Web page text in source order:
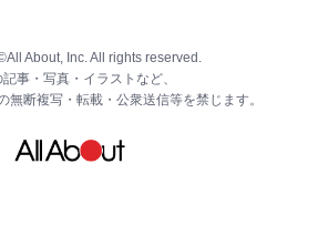
About, Inc. All rights reserved.
事・写真・イラストなど、
無断複写・転載・公衆送信等を禁じます。